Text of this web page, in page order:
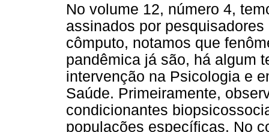
No volume 12, número 4,
assinados por
cômputo, notamos que
pandêmica já são, há algum
intervenção na Psicologia e
Saúde. Primeiramente,
condicionantes
populações específicas. No